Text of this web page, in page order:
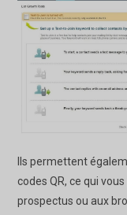
Ils permettent
codes QR, ce qui
prospectus ou aux